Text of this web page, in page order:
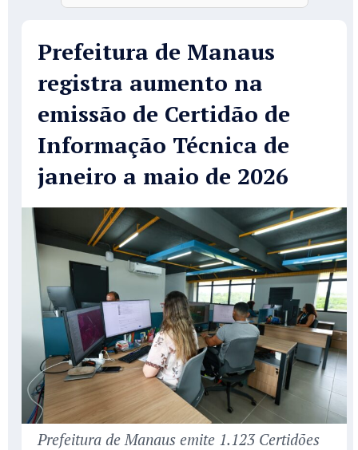
Prefeitura de Manaus
registra aumento na
emissão de Certidão de
Informação Técnica de
janeiro a maio de 2026
Prefeitura de Manaus emite 1.123 Certidões